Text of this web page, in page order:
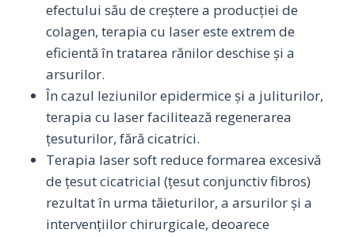
efectului său de creștere a producției de
colagen, terapia cu laser este extrem de
eficientă în tratarea rănilor deschise și a
arsurilor.
În cazul leziunilor epidermice și a juliturilor,
terapia cu laser facilitează regenerarea
țesuturilor, fără cicatrici.
Terapia laser soft reduce formarea excesivă
de țesut cicatricial (țesut conjunctiv fibros)
rezultat în urma tăieturilor, a arsurilor și a
intervențiilor chirurgicale, deoarece